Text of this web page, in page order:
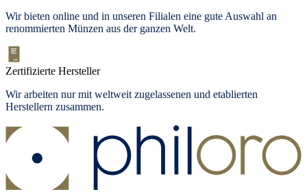
Wir bieten online und in unseren Filialen eine gute Auswahl an
renommierten Münzen aus der ganzen Welt.
Zertifizierte Hersteller
Wir arbeiten nur mit weltweit zugelassenen und etablierten
Herstellern zusammen.